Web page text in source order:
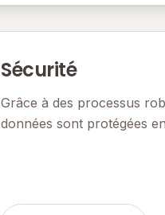
Sécurité
Grâce à des processus
données sont protégées